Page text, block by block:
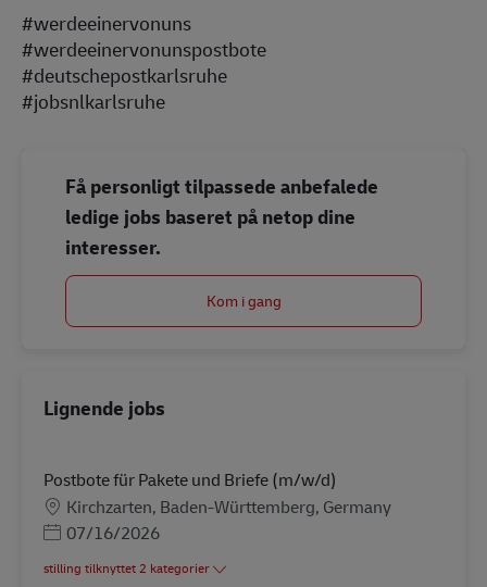
#werdeeinervonuns
#werdeeinervonunspostbote
#deutschepostkarlsruhe
#jobsnlkarlsruhe
Få personligt tilpassede anbefalede
ledige jobs baseret på netop dine
interesser.
Kom i gang
Lignende jobs
Postbote für Pakete und Briefe (m/w/d)
Lokation
Kirchzarten, Baden-Württemberg, Germany
Posted Date
07/16/2026
stilling tilknyttet 2 kategorier